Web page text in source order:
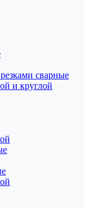
сварные
и круглой